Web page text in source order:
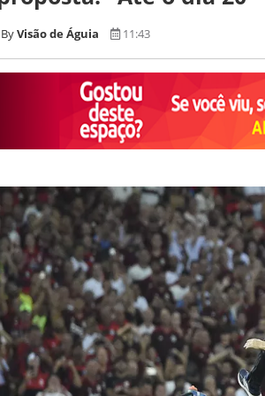
Visão de Águia 11:43